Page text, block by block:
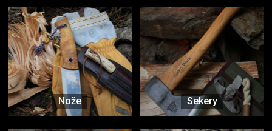
Nože Sekery